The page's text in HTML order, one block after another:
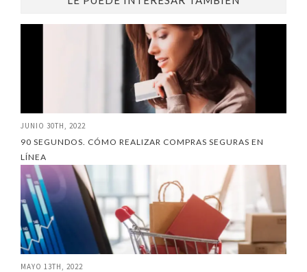
JUNIO 30TH, 2022
90 SEGUNDOS. CÓMO REALIZAR COMPRAS SEGURAS EN
LÍNEA
MAYO 13TH, 2022